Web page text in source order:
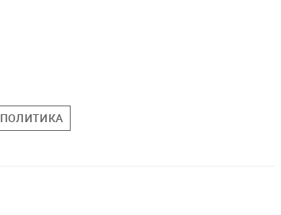
ПОЛИТИКА